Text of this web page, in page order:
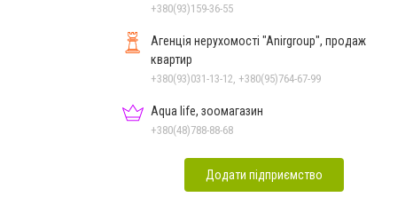
+380(93)159-36-55
Агенція нерухомості "Anirgroup", продаж
квартир
+380(93)031-13-12, +380(95)764-67-99
Aqua life, зоомагазин
+380(48)788-88-68
Додати підприємство